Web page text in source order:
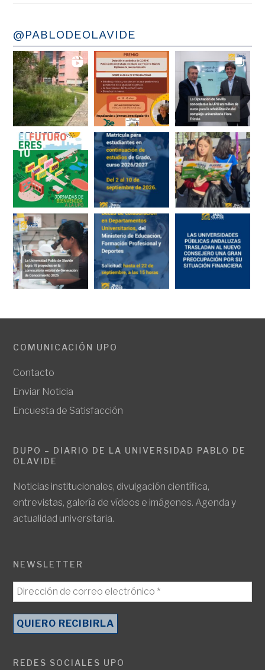
@PABLODEOLAVIDE
COMUNICACIÓN UPO
Contacto
Enviar Noticia
Encuesta de Satisfacción
DUPO – DIARIO DE LA UNIVERSIDAD PABLO DE
OLAVIDE
Noticias institucionales, divulgación científica,
entrevistas, galería de vídeos e imágenes. Agenda y
actualidad universitaria.
NEWSLETTER
REDES SOCIALES UPO